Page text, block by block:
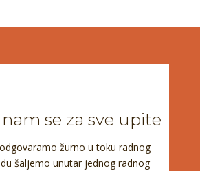
se za sve upite
žurno u toku radnog
šaljemo unutar jednog radnog